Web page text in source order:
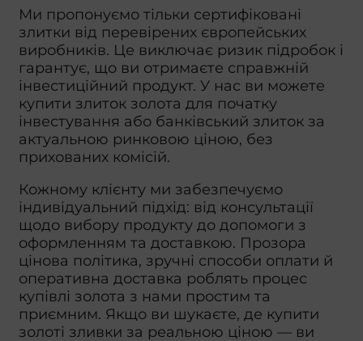
Ми пропонуємо тільки сертифіковані
злитки від перевірених європейських
виробників. Це виключає ризик підробок і
гарантує, що ви отримаєте справжній
інвестиційний продукт. У нас ви можете
купити злиток золота для початку
інвестування або банківський злиток за
актуальною ринковою ціною, без
прихованих комісій.
Кожному клієнту ми забезпечуємо
індивідуальний підхід: від консультації
щодо вибору продукту до допомоги з
оформленням та доставкою. Прозора
цінова політика, зручні способи оплати й
оперативна доставка роблять процес
купівлі золота з нами простим та
приємним. Якщо ви шукаєте, де купити
золоті зливки за реальною ціною — ви